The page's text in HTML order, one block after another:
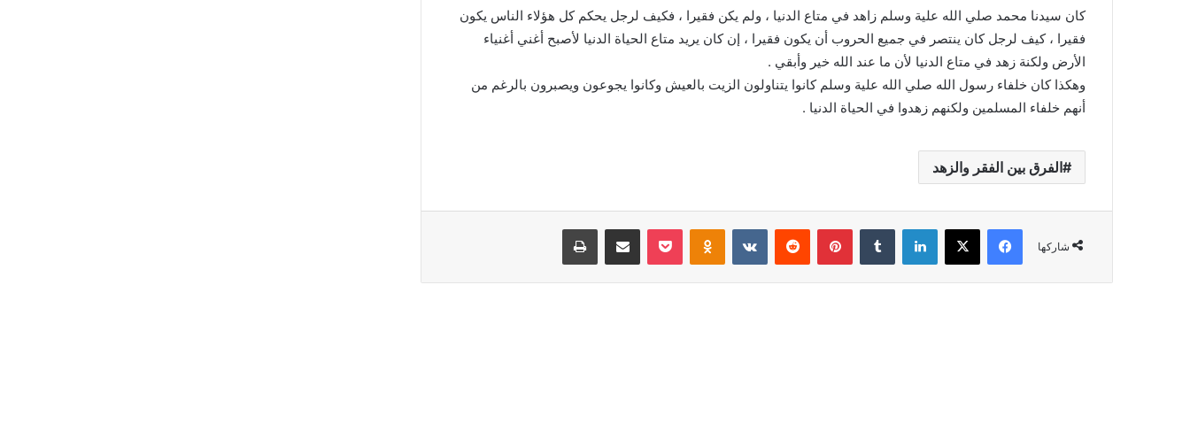
كان سيدنا محمد صلي الله علية وسلم زاهد في متاع الدنيا ، ولم يكن فقيرا ، فكيف لرجل يحكم كل هؤلاء الناس يكون
فقيرا ، كيف لرجل كان ينتصر في جميع الحروب أن يكون فقيرا ، إن كان يريد متاع الحياة الدنيا لأصبح أغني أغنياء
الأرض ولكنة زهد في متاع الدنيا لأن ما عند الله خير وأبقي .
وهكذا كان خلفاء رسول الله صلي الله علية وسلم كانوا يتناولون الزيت بالعيش وكانوا يجوعون ويصبرون بالرغم من
أنهم خلفاء المسلمين ولكنهم زهدوا في الحياة الدنيا .
الفرق بين الفقر والزهد
شاركها
فيسبوك X لينكدإن بينتيريست Odnoklassniki
بوكيت مشاركة عبر البريد طباعة